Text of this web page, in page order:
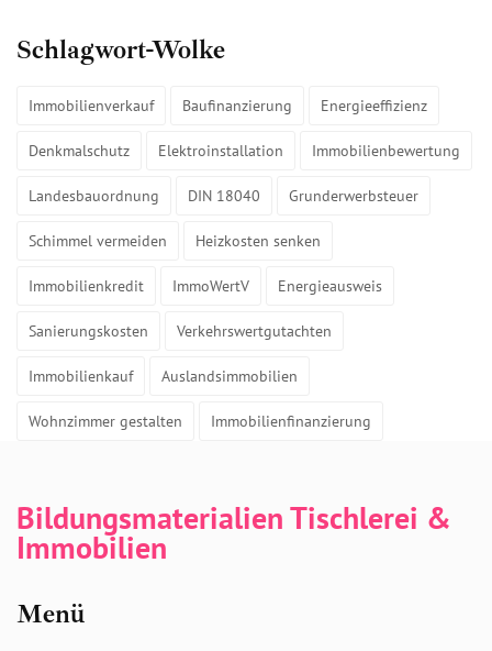
Schlagwort-Wolke
Immobilienverkauf Baufinanzierung Energieeffizienz
Denkmalschutz Elektroinstallation Immobilienbewertung
Landesbauordnung DIN 18040 Grunderwerbsteuer
Schimmel vermeiden Heizkosten senken
Immobilienkredit ImmoWertV Energieausweis
Sanierungskosten Verkehrswertgutachten
Immobilienkauf Auslandsimmobilien
Wohnzimmer gestalten Immobilienfinanzierung
Bildungsmaterialien Tischlerei &
Immobilien
Menü